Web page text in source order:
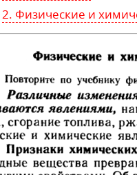
Физические и